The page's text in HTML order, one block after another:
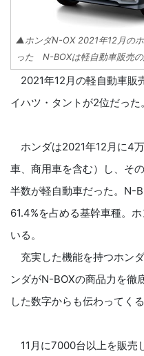
▲ホンダN-OX 2021年12月の
った N-BOXは軽自動車販売の
2021年12月の軽自動車販
イハツ・タントが2位だった。
ホンダは2021年12月に4
車、商用車を含む）し、そ
半数が軽自動車だった。N-
61.4%を占める基幹車種。
いる。
充実した機能を持つホン
ンダがN-BOXの商品力を徹
した数字からも伝わってくる
11月に7000台以上を販売